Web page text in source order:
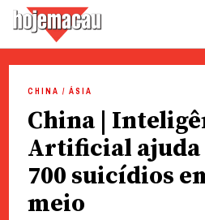
content
CHINA / ÁSIA
China |
Artificial ajuda
700 suicídios
meio